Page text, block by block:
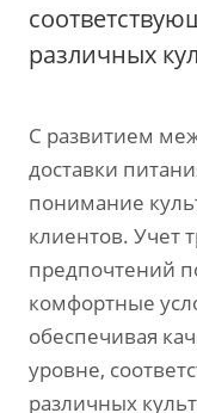
различных
С развитием
доставки
понимание
клиентов. Учет
предпочтений
комфортные
обеспечивая
уровне,
различных